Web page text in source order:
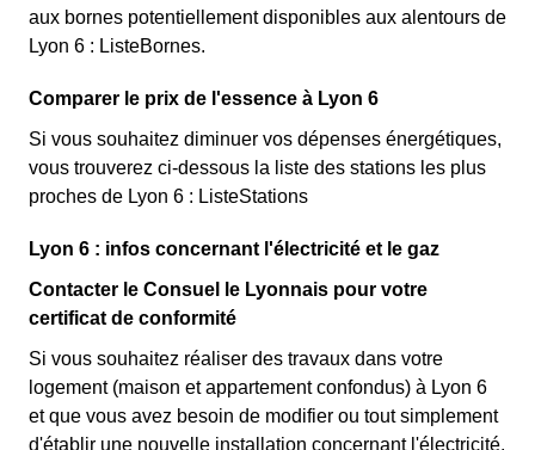
aux bornes potentiellement disponibles aux alentours de
Lyon 6 : ListeBornes.
Comparer le prix de l'essence à Lyon 6
Si vous souhaitez diminuer vos dépenses énergétiques,
vous trouverez ci-dessous la liste des stations les plus
proches de Lyon 6 : ListeStations
Lyon 6 : infos concernant l'électricité et le gaz
Contacter le Consuel le Lyonnais pour votre
certificat de conformité
Si vous souhaitez réaliser des travaux dans votre
logement (maison et appartement confondus) à Lyon 6
et que vous avez besoin de modifier ou tout simplement
d'établir une nouvelle installation concernant l'électricité,